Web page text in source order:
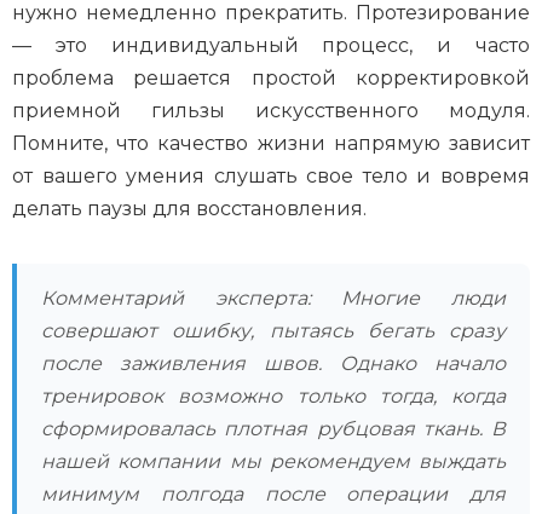
нужно немедленно прекратить. Протезирование
— это индивидуальный процесс, и часто
проблема решается простой корректировкой
приемной гильзы искусственного модуля.
Помните, что качество жизни напрямую зависит
от вашего умения слушать свое тело и вовремя
делать паузы для восстановления.
Комментарий эксперта: Многие люди
совершают ошибку, пытаясь бегать сразу
после заживления швов. Однако начало
тренировок возможно только тогда, когда
сформировалась плотная рубцовая ткань. В
нашей компании мы рекомендуем выждать
минимум полгода после операции для